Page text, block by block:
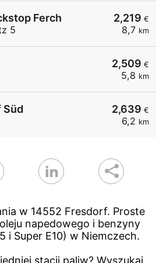
2,219 €
8,7 km
Ferch
5
2,509 €
5,8 km
2,639 €
6,2 km
Süd
w 14552 Fresdorf. Proste
napedowego i benzyny
i Super E10) w Niemczech.
stacji paliw? Wyszukaj